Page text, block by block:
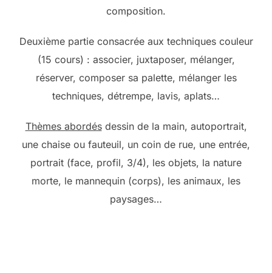
composition.
Deuxième partie consacrée aux techniques couleur
(15 cours) : associer, juxtaposer, mélanger,
réserver, composer sa palette, mélanger les
techniques, détrempe, lavis, aplats…
Thèmes abordésdessin de la main, autoportrait,
une chaise ou fauteuil, un coin de rue, une entrée,
portrait (face, profil, 3/4), les objets, la nature
morte, le mannequin (corps), les animaux, les
paysages…